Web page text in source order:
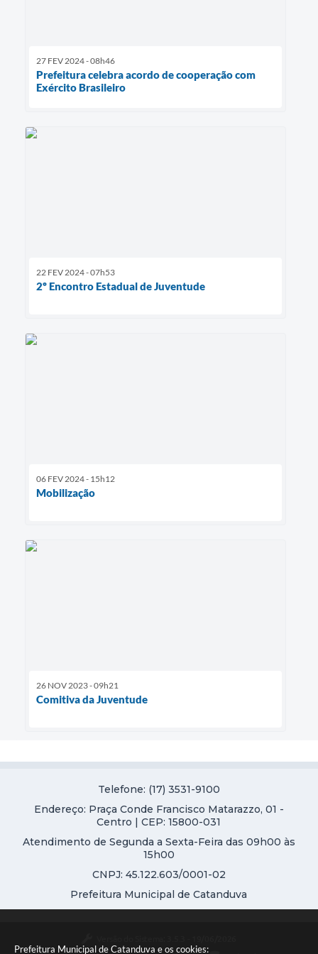
Prefeitura Municipal de Catanduva e os cookies:
27 FEV 2024 - 08h46
Prefeitura celebra acordo de cooperação com
Exército Brasileiro
22 FEV 2024 - 07h53
2º Encontro Estadual de Juventude
06 FEV 2024 - 15h12
Mobilização
26 NOV 2023 - 09h21
Comitiva da Juventude
Telefone: (17) 3531-9100
Endereço: Praça Conde Francisco Matarazzo, 01 -
Centro | CEP: 15800-031
Atendimento de Segunda a Sexta-Feira das 09h00 às
15h00
CNPJ: 45.122.603/0001-02
Prefeitura Municipal de Catanduva